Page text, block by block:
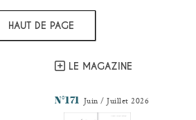
HAUT DE PAGE
LE MAGAZINE
N°171 Juin / Juillet 2026